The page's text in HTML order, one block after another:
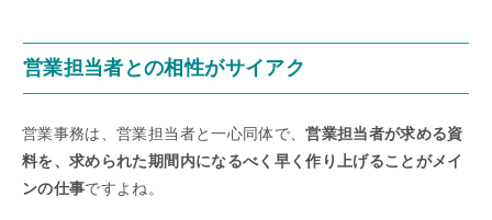
営業担当者との相性がサイアク
営業事務は、営業担当者と一心同体で、営業担当者が求める資
料を、求められた期間内になるべく早く作り上げることがメイ
ンの仕事ですよね。